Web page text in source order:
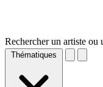
Rechercher un artiste ou
Thématiques